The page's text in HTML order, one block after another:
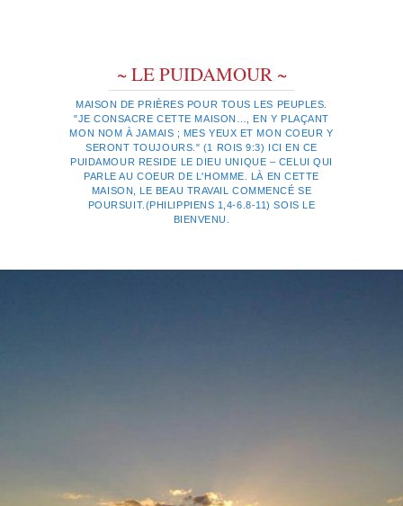
~ LE PUIDAMOUR ~
MAISON DE PRIÈRES POUR TOUS LES PEUPLES.
"JE CONSACRE CETTE MAISON…, EN Y PLAÇANT
MON NOM À JAMAIS ; MES YEUX ET MON COEUR Y
SERONT TOUJOURS." (1 ROIS 9:3) ICI EN CE
PUIDAMOUR RESIDE LE DIEU UNIQUE – CELUI QUI
PARLE AU COEUR DE L'HOMME. LÀ EN CETTE
MAISON, LE BEAU TRAVAIL COMMENCÉ SE
POURSUIT.(PHILIPPIENS 1,4-6.8-11) SOIS LE
BIENVENU.